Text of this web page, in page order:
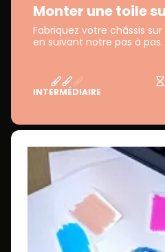
Monter une toile
Fabriquez votre châssis
en suivant notre pas à pas.
INTERMÉDIAIRE